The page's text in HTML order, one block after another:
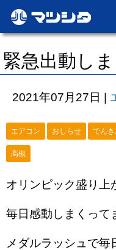
緊急出動しま
2021年07月27日 |
エアコン おしらせ でんき
高槻
オリンピック盛り上
毎日感動しまくって
メダルラッシュで毎